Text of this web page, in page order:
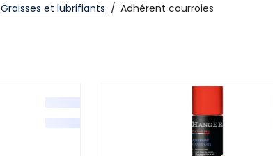
Graisses et lubrifiants / Adhérent courroies